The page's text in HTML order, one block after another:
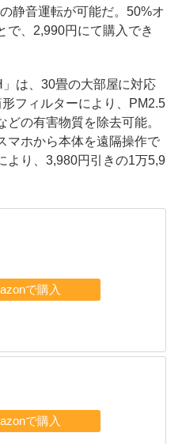
静音運転が可能だ。50%オ
で、2,990円にて購入でき
は、30畳の大部屋に対応
フィルターにより、PM2.5
の有害物質を除去可能。
マホから本体を遠隔操作で
より、3,980円引きの1万5,9